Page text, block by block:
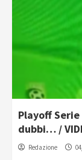
Playoff
dubbi… /
Redazione